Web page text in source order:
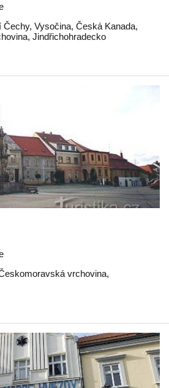
Čechy, Vysočina, Česká Kanada,
, Jindřichohradecko
vrchovina,